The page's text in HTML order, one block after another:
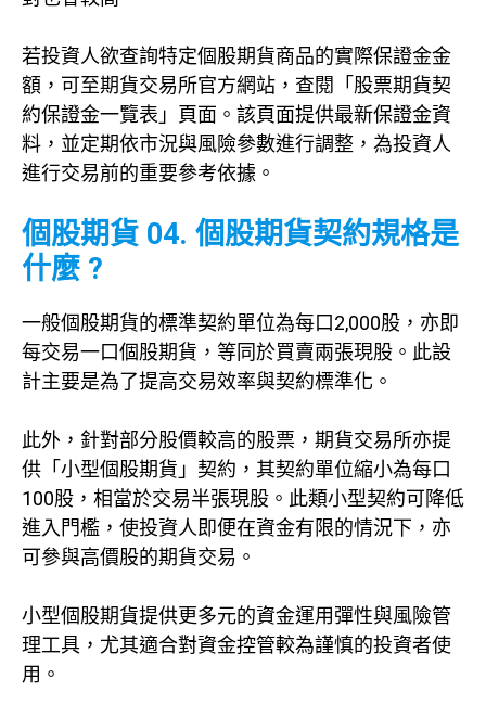
若投資人欲查詢特定個股期貨商品的實際保證金金
額，可至期貨交易所官方網站，查閱「股票期貨契
約保證金一覽表」頁面。該頁面提供最新保證金資
料，並定期依市況與風險參數進行調整，為投資人
進行交易前的重要參考依據。
個股期貨 04. 個股期貨契約規格是
什麼 ?
一般個股期貨的標準契約單位為每口2,000股，亦即
每交易一口個股期貨，等同於買賣兩張現股。此設
計主要是為了提高交易效率與契約標準化。
此外，針對部分股價較高的股票，期貨交易所亦提
供「小型個股期貨」契約，其契約單位縮小為每口
100股，相當於交易半張現股。此類小型契約可降低
進入門檻，使投資人即便在資金有限的情況下，亦
可參與高價股的期貨交易。
小型個股期貨提供更多元的資金運用彈性與風險管
理工具，尤其適合對資金控管較為謹慎的投資者使
用。